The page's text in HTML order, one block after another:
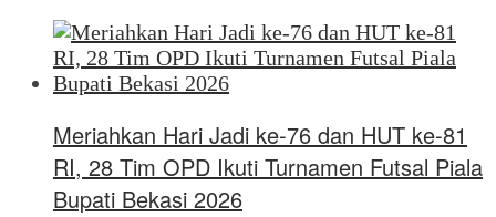
Meriahkan Hari Jadi ke-76 dan HUT ke-81
RI, 28 Tim OPD Ikuti Turnamen Futsal Piala
Bupati Bekasi 2026